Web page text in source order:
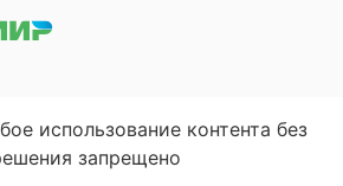
использование контента без
запрещено